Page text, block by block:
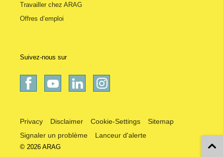
Travailler chez ARAG
Offres d’emploi
Suivez-nous sur
Privacy Disclaimer Cookie-Settings
Sitemap
Signaler un problème
Lanceur d'alerte
© 2026 ARAG